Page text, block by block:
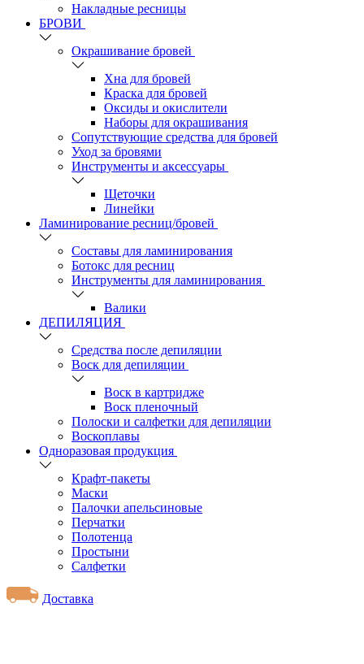
Накладные ресницы
БРОВИ
Окрашивание бровей
Хна для бровей
Краска для бровей
Оксиды и окислители
Наборы для окрашивания
Сопутствующие средства для бровей
Уход за бровями
Инструменты и аксессуары
Щеточки
Линейки
Ламинирование ресниц/бровей
Составы для ламинирования
Ботокс для ресниц
Инструменты для ламинирования
Валики
ДЕПИЛЯЦИЯ
Средства после депиляции
Воск для депиляции
Воск в картридже
Воск пленочный
Полоски и салфетки для депиляции
Воскоплавы
Одноразовая продукция
Крафт-пакеты
Маски
Палочки апельсиновые
Перчатки
Полотенца
Простыни
Салфетки
Доставка